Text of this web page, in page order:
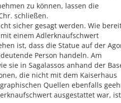
zu können, lassen die
schließen.
sicher gesagt werden. Wie
einem Adlerknaufschwert
ist, dass die Statue auf der
Person handeln. Am
sie in Sagalassos anhand der
die nicht mit dem Kaiserhaus
Quellen ebenfalls
ausgestattet war, ist